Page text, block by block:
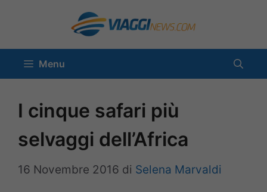
contenuto
Menu
I cinque safari più
selvaggi dell’Africa
16 Novembre 2016 di Selena Marvaldi